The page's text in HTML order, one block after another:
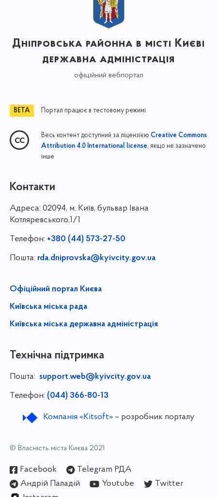
Дніпровська районна в місті Києві
державна адміністрація
офіційний вебпортал
Портал працює в тестовому режимі
Весь контент доступний за ліцензією Creative Commons
Attribution 4.0 International license, якщо не зазначено
інше
Контакти
Адреса: 02094, м. Київ, бульвар Івана
Котляревського,1/1
Телефон: +380 (44) 573-27-50
Пошта: rda.dniprovska@kyivcity.gov.ua
Офіційний портал Києва
Київська міська рада
Київська міська державна адміністрація
Технічна підтримка
Пошта: support.web@kyivcity.gov.ua
Телефон: (044) 366-80-13
Компанія «Kitsoft»– розробник порталу
© Власність міста Києва 2021
Facebook
Telegram РДА
Андрій Паладій
Youtube
Twitter